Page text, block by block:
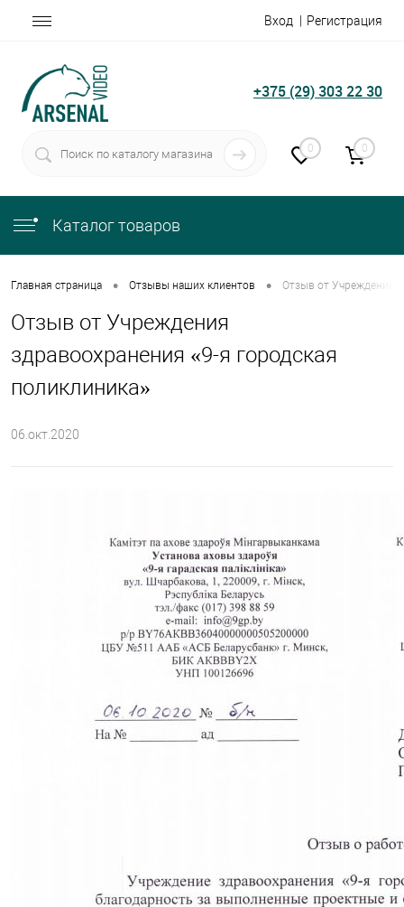
Вход Регистрация
+375 (29) 303 22 30
0 0
Каталог товаров
Главная страница • Отзывы наших клиентов • Отзыв от Учреждения
Отзыв от Учреждения
здравоохранения «9-я городская
поликлиника»
06.окт.2020